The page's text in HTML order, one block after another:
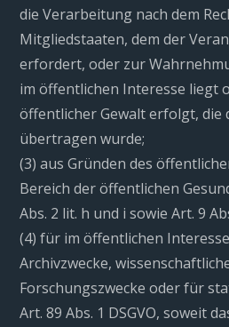
die Verarbeitung nach dem
Mitgliedstaaten, dem der
erfordert, oder zur
im öffentlichen Interesse liegt
öffentlicher Gewalt erfolgt, die
übertragen wurde;
(3) aus Gründen des
Bereich der öffentlichen
Abs. 2 lit. h und i sowie Art. 9
(4) für im öffentlichen
Archivzwecke,
Forschungszwecke oder für
Art. 89 Abs. 1 DSGVO, soweit